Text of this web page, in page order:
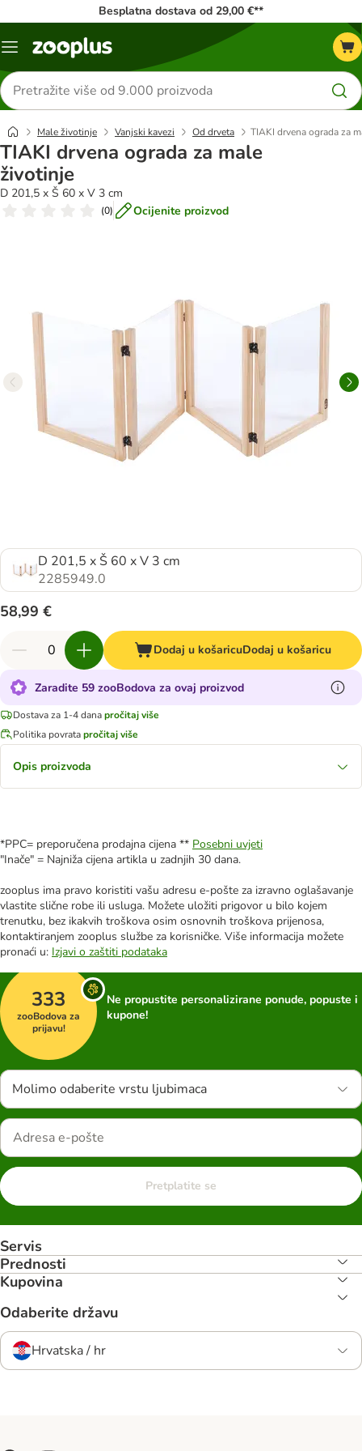
Besplatna dostava od 29,00 €**
Izbornik
Traži
proizvode
Male životinje Vanjski kavezi Od drveta TIAKI drvena ograda za
TIAKI drvena ograda za male
životinje
D 201,5 x Š 60 x V 3 cm
(0) Ocijenite proizvod
D 201,5 x Š 60 x V 3 cm
2285949.0
58,99 €
Dodaj u košaricuDodaj u košaricu
Zaradite 59 zooBodova za ovaj proizvod
Dostava za 1-4 danapročitaj više
Politika povratapročitaj više
Opis proizvoda
*PPC= preporučena prodajna cijena ** Posebni uvjeti
"Inače" = Najniža cijena artikla u zadnjih 30 dana.
zooplus ima pravo koristiti vašu adresu e-pošte za izravno oglašavanje
vlastite slične robe ili usluga. Možete uložiti prigovor u bilo kojem
trenutku, bez ikakvih troškova osim osnovnih troškova prijenosa,
kontaktiranjem zooplus službe za korisničke. Više informacija možete
pronaći u: Izjavi o zaštiti podataka
333
zooBodova za
prijavu!
Ne propustite personalizirane ponude, popuste i
kupone!
Molimo odaberite vrstu ljubimaca
Pretplatite se
Servis
Prednosti
Kupovina
Odaberite državu
Hrvatska / hr